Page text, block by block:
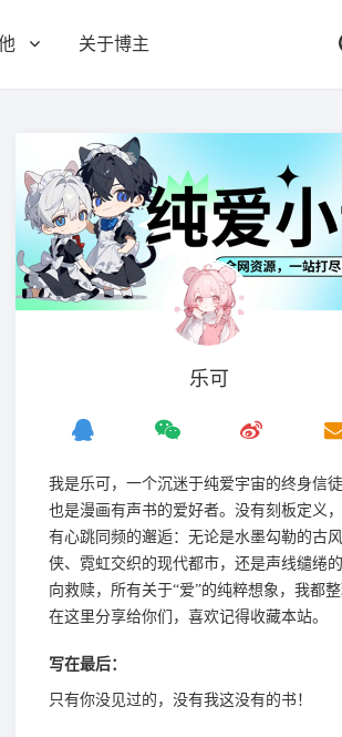
关于博主
乐可
我是‌乐可，一个沉迷于纯爱宇宙的终身信徒
也是漫画有声书的爱好者。没有刻板定义
有心跳同频的邂逅：无论是水墨勾勒的古
侠、霓虹交织的现代都市，还是声线缱绻
向救赎，所有关于“爱”的纯粹想象，我都
在这里分享给你们，喜欢记得收藏本站。
写在最后：
只有你没见过的，没有我这没有的书！